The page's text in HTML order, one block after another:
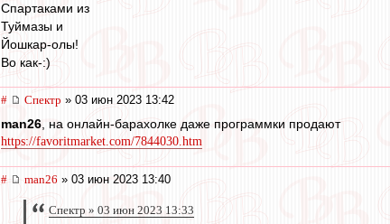
Спартаками из
Туймазы и
Йошкар-олы!
Во как-:)
# Спектр » 03 июн 2023 13:42
man26 , на онлайн-барахолке даже программки продают
https://favoritmarket.com/7844030.htm
# man26 » 03 июн 2023 13:40
Спектр » 03 июн 2023 13:33